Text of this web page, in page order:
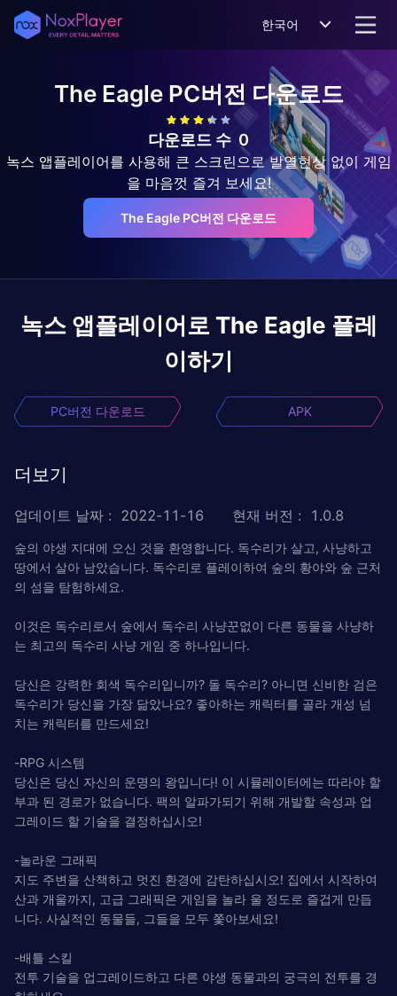
한국어
The EaglePC버전 다운로드
다운로드 수 0
녹스 앱플레이어를 사용해 큰 스크린으로 발열현상 없이 게임
을 마음껏 즐겨 보세요!
The Eagle PC버전 다운로드
녹스 앱플레이어로 The Eagle 플레
이하기
PC버전 다운로드 APK
더보기
업데이트 날짜 : 2022-11-16 현재 버전 : 1.0.8
숲의 야생 지대에 오신 것을 환영합니다. 독수리가 살고, 사냥하고
땅에서 살아 남았습니다. 독수리로 플레이하여 숲의 황야와 숲 근처
의 섬을 탐험하세요.
이것은 독수리로서 숲에서 독수리 사냥꾼없이 다른 동물을 사냥하
는 최고의 독수리 사냥 게임 중 하나입니다.
당신은 강력한 회색 독수리입니까? 돌 독수리? 아니면 신비한 검은
독수리가 당신을 가장 닮았나요? 좋아하는 캐릭터를 골라 개성 넘
치는 캐릭터를 만드세요!
-RPG 시스템
당신은 당신 자신의 운명의 왕입니다! 이 시뮬레이터에는 따라야 할
부과 된 경로가 없습니다. 팩의 알파가되기 위해 개발할 속성과 업
그레이드 할 기술을 결정하십시오!
-놀라운 그래픽
지도 주변을 산책하고 멋진 환경에 감탄하십시오! 집에서 시작하여
산과 개울까지, 고급 그래픽은 게임을 놀라 울 정도로 즐겁게 만듭
니다. 사실적인 동물들, 그들을 모두 쫓아보세요!
-배틀 스킬
전투 기술을 업그레이드하고 다른 야생 동물과의 궁극의 전투를 경